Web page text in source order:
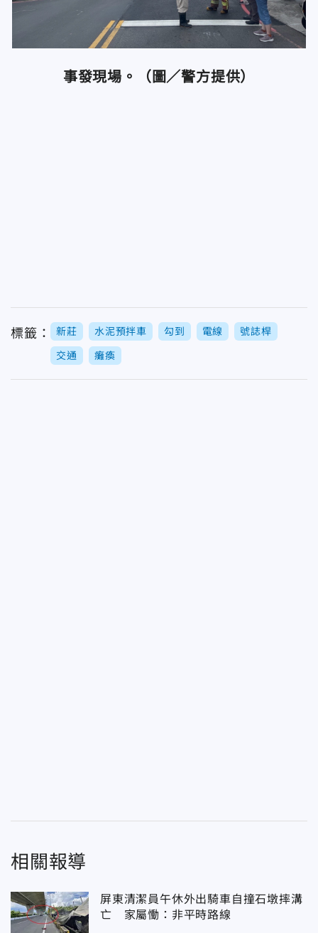
事發現場。（圖／警方提供）
標籤： 新莊 水泥預拌車 勾到 電線 號誌桿
交通 癱瘓
相關報導
屏東清潔員午休外出騎車自撞石墩摔溝
亡 家屬慟：非平時路線